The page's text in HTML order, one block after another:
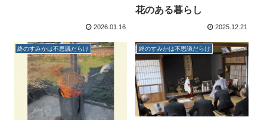
2026.01.16
花のある暮らし
2025.12.21
終のすみかは不思議だらけ 終のすみかは不思議だらけ